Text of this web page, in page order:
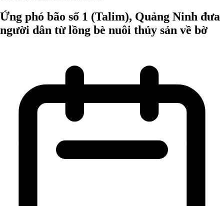
Ứng phó bão số 1 (Talim), Quảng Ninh đưa
người dân từ lồng bè nuôi thủy sản về bờ